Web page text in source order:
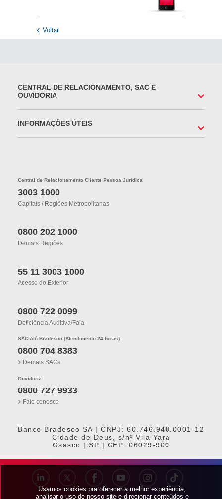
Voltar
Usamos cookies pra oferecer a melhor experiência,
analisar o uso de nosso site e direcionar conteúdos e
CENTRAL DE RELACIONAMENTO, SAC E
OUVIDORIA
INFORMAÇÕES ÚTEIS
Central de Relacionamento Cliente Pessoa Jurídica
3003 1000
Capitais / Regiões Metropolitanas
0800 202 1000
Demais Regiões
55 11 3003 1000
Acesso do Exterior
0800 722 0099
Deficiência Auditiva/fala
SAC Alô Bradesco (Atendimento 24 horas)
0800 704 8383
Demais SACs
Ouvidoria
0800 727 9933
Fale conosco
Banco Bradesco SA | CNPJ: 60.746.948.0001-12
Cidade de Deus, s/nº Vila Yara
Osasco | SP | CEP: 06029-900